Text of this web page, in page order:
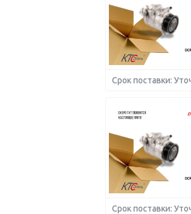
Срок поставки:
Срок поставки: